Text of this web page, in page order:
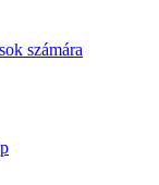
számára